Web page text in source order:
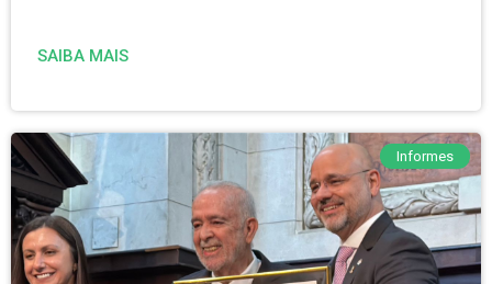
SAIBA MAIS
Informes